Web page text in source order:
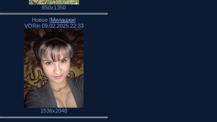
850x1350
Новое [Милашки]
VORin 09.02.2025 22:33
1536x2048